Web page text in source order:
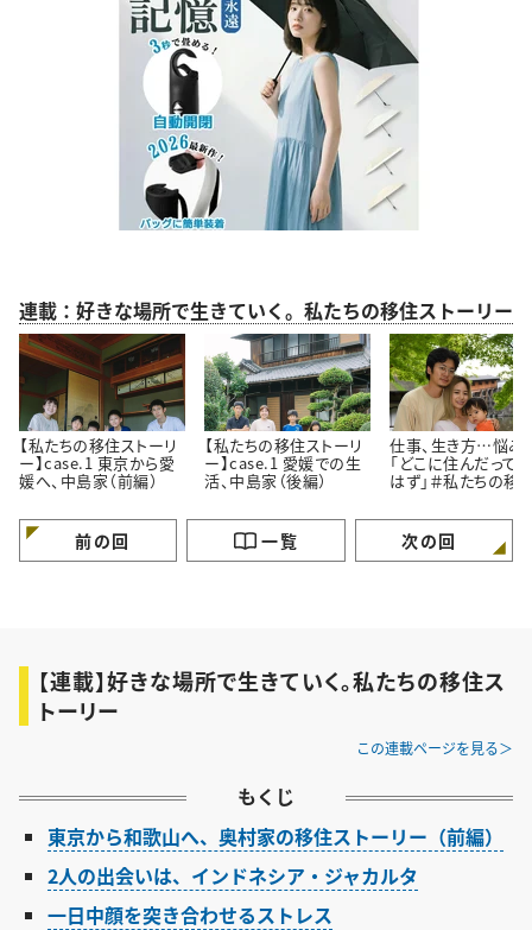
連載：好きな場所で生きていく。私たちの移住ストーリー
【私たちの移住ストーリ
ー】case.1 東京から愛
媛へ、中島家（前編）
【私たちの移住ストーリ
ー】case.1 愛媛での生
活、中島家（後編）
仕事、生き方…悩み
「どこに住んだって
はず」＃私たちの移
前の回 一覧 次の回
【連載】好きな場所で生きていく。私たちの移住ス
トーリー
この連載ページを見る
もくじ
東京から和歌山へ、奥村家の移住ストーリー（前編）
2人の出会いは、インドネシア・ジャカルタ
一日中顔を突き合わせるストレス